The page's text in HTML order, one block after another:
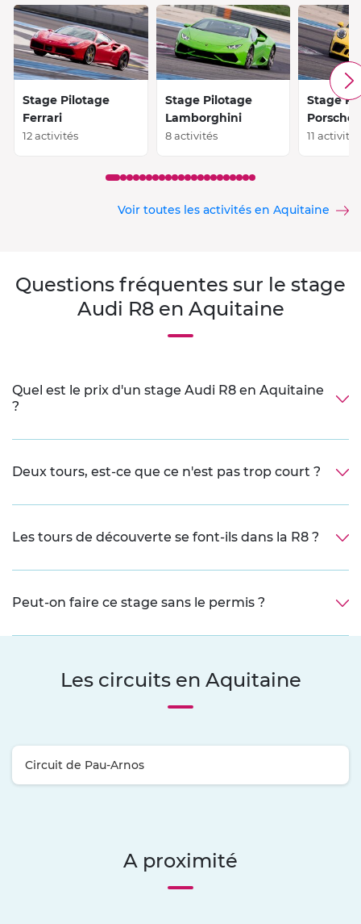
Stage Pilotage
Ferrari
12 activités
Stage Pilotage
Lamborghini
8 activités
Stage
Porsche
11 activités
Voir toutes les activités en Aquitaine
Questions fréquentes sur le stage
Audi R8 en Aquitaine
Quel est le prix d'un stage Audi R8 en Aquitaine
?
Deux tours, est-ce que ce n'est pas trop court ?
Les tours de découverte se font-ils dans la R8 ?
Peut-on faire ce stage sans le permis ?
Les circuits en Aquitaine
Circuit de Pau-Arnos
A proximité